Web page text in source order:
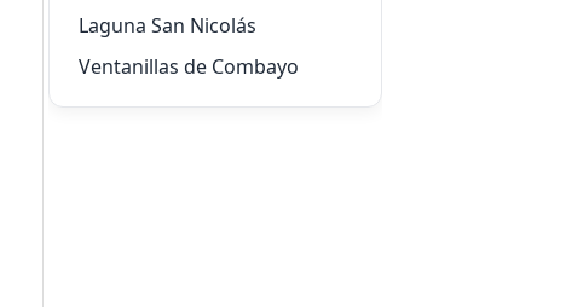
Laguna San Nicolás
Ventanillas de Combayo